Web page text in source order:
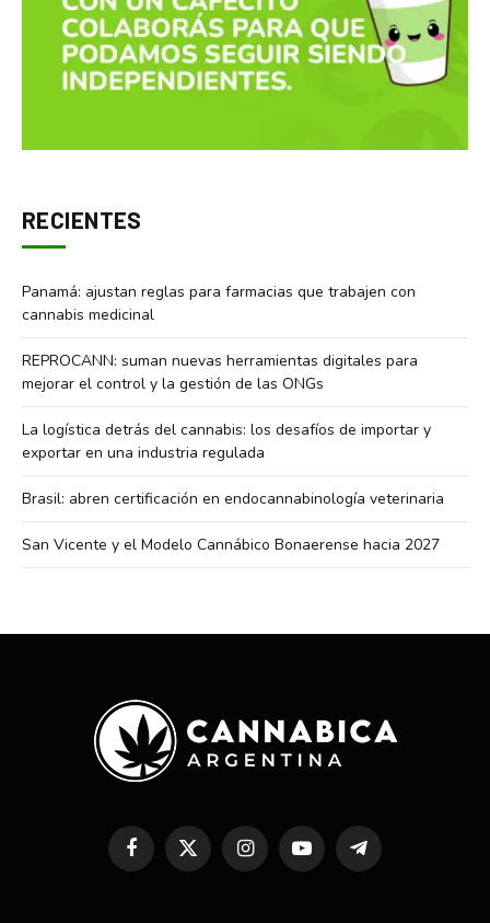
RECIENTES
Panamá: ajustan reglas para farmacias que trabajen con
cannabis medicinal
REPROCANN: suman nuevas herramientas digitales para
mejorar el control y la gestión de las ONGs
La logística detrás del cannabis: los desafíos de importar y
exportar en una industria regulada
Brasil: abren certificación en endocannabinología veterinaria
San Vicente y el Modelo Cannábico Bonaerense hacia 2027
FacebookX
(Twitter)
InstagramYouTubeTelegram